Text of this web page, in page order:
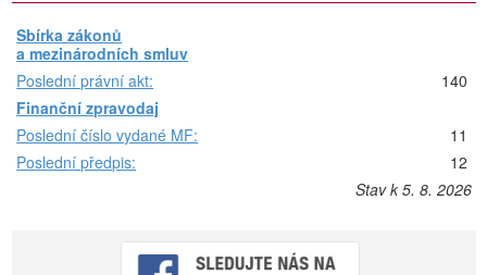
Sbírka zákonů
a mezinárodních smluv
Poslední právní akt:
140
Finanční zpravodaj
Poslední číslo vydané MF:
11
Poslední předpis:
12
Stav k 5. 8. 2026